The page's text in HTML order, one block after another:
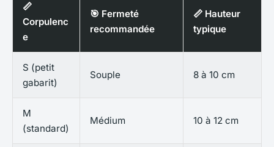
📏
Corpulenc
e
🎯 Fermeté
recommandée
📏 Hauteur
typique
S (petit
gabarit)
Souple 8 à 10 cm
M
(standard)
Médium 10 à 12 cm